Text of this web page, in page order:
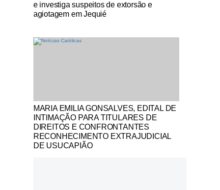
e investiga suspeitos de extorsão e
agiotagem em Jequié
Notícias Católicas
MARIA EMILIA GONSALVES, EDITAL DE
INTIMAÇÃO PARA TITULARES DE
DIREITOS E CONFRONTANTES
RECONHECIMENTO EXTRAJUDICIAL
DE USUCAPIÃO